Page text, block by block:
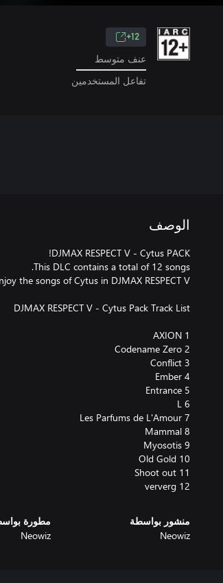
12+
عنف متوسط
تفاعل المستخدمين
الوصف
12 ververg
منشور بواسطة
Neowiz
مطورة
Neowiz